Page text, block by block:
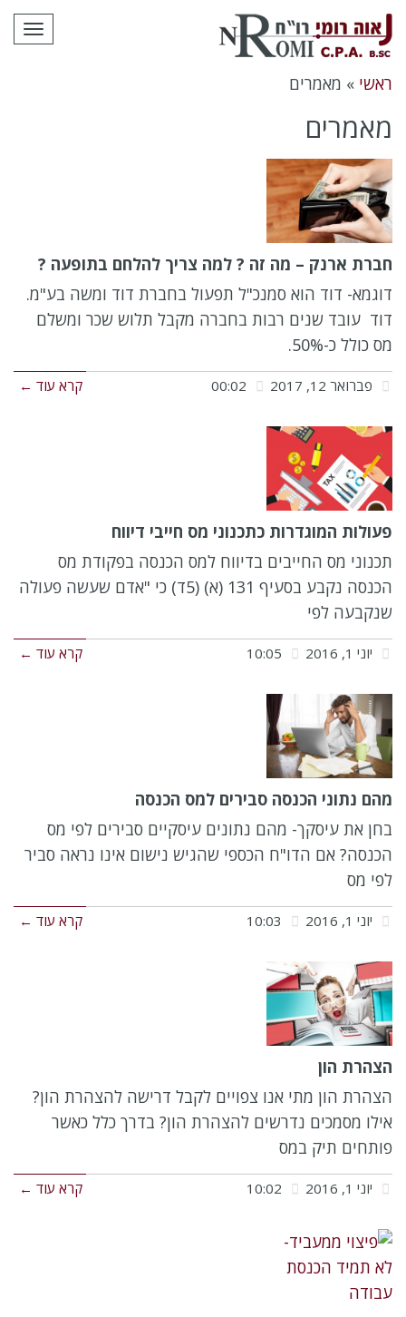
לתוכן
ראשי » מאמרים
מאמרים
חברת ארנק – מה זה ? למה צריך להלחם בתופעה ?
דוגמא- דוד הוא סמנכ"ל תפעול בחברת דוד ומשה בע"מ.
דוד עובד שנים רבות בחברה מקבל תלוש שכר ומשלם
מס כולל כ-50%.
פברואר 12, 2017 קרא עוד ←
פעולות המוגדרות כתכנוני מס חייבי דיווח
תכנוני מס החייבים בדיווח למס הכנסה בפקודת מס
הכנסה נקבע בסעיף 131 (א) (5ד) כי "אדם שעשה פעולה
שנקבעה לפי
יוני 1, 2016 קרא עוד ←
מהם נתוני הכנסה סבירים למס הכנסה
בחן את עיסקך- מהם נתונים עיסקיים סבירים לפי מס
הכנסה? אם הדו"ח הכספי שהגיש נישום אינו נראה סביר
לפי מס
יוני 1, 2016 קרא עוד ←
הצהרת הון
הצהרת הון מתי אנו צפויים לקבל דרישה להצהרת הון?
אילו מסמכים נדרשים להצהרת הון? בדרך כלל כאשר
פותחים תיק במס
יוני 1, 2016 קרא עוד ←